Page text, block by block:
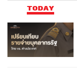
เล่นหรือจัดให้
การเลือกตั้ง
ขาย จำหน่าย
เลือกตั้ง ระหว่
TODAY